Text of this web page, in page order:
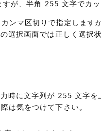
が、半角 255 文字でカッ
ンマ区切りで指定しま
選択画面では正しく選択
時に文字列が 255 文字
は気をつけて下さい。